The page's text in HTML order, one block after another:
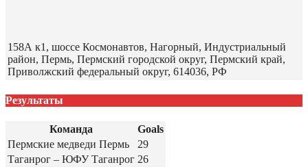
158А к1, шоссе Космонавтов, Нагорный, Индустриальный
район, Пермь, Пермский городской округ, Пермский край,
Приволжский федеральный округ, 614036, РФ
Результаты
Команда
Goals
Пермские медведи Пермь
29
Таганрог – ЮФУ Таганрог 26